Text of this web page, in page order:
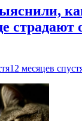
страдают
12 месяцев